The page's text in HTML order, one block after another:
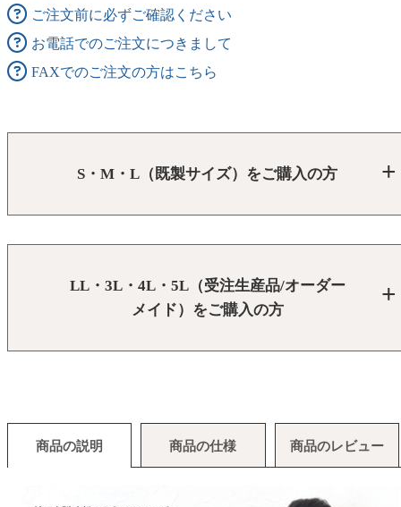
ご注文前に必ずご確認ください
お電話でのご注文につきまして
FAXでのご注文の方はこちら
S・M・L（既製サイズ）をご購入の方
LL・3L・4L・5L（受注生産品/オーダー
メイド）をご購入の方
商品の説明 商品の仕様 商品のレビュー